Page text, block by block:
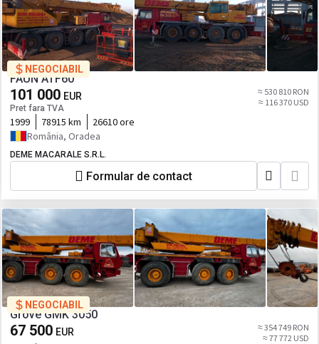
NEGOCIABIL
FAUN ATF60
101 000 EUR
Pret fara TVA
≈ 530 810 RON
≈ 116 370 USD
1999 78915 km
26610 ore
România, Oradea
DEME MACARALE S.R.L.
Formular de contact
NEGOCIABIL
Grove GMK 3050
67 500 EUR
≈ 354 749 RON
≈ 77 772 USD